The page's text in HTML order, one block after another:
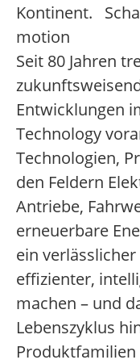
Kontinent.
motion
Seit 80 Jahren
Entwicklungen
Technology
Technologien,
den Feldern
Antriebe,
erneuerbare
ein
effizienter,
machen – und
Lebenszyklus
Produktfamilien